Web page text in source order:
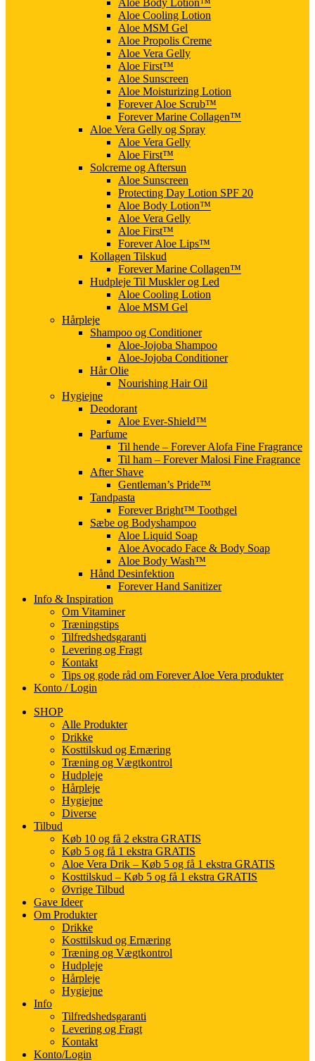
Aloe Body Lotion™
Aloe Cooling Lotion
Aloe MSM Gel
Aloe Propolis Creme
Aloe Vera Gelly
Aloe First™
Aloe Sunscreen
Aloe Moisturizing Lotion
Forever Aloe Scrub™
Forever Marine Collagen™
Aloe Vera Gelly og Spray
Aloe Vera Gelly
Aloe First™
Solcreme og Aftersun
Aloe Sunscreen
Protecting Day Lotion SPF 20
Aloe Body Lotion™
Aloe Vera Gelly
Aloe First™
Forever Aloe Lips™
Kollagen Tilskud
Forever Marine Collagen™
Hudpleje Til Muskler og Led
Aloe Cooling Lotion
Aloe MSM Gel
Hårpleje
Shampoo og Conditioner
Aloe-Jojoba Shampoo
Aloe-Jojoba Conditioner
Hår Olie
Nourishing Hair Oil
Hygiejne
Deodorant
Aloe Ever-Shield™
Parfume
Til hende – Forever Alofa Fine Fragrance
Til ham – Forever Malosi Fine Fragrance
After Shave
Gentleman’s Pride™
Tandpasta
Forever Bright™ Toothgel
Sæbe og Bodyshampoo
Aloe Liquid Soap
Aloe Avocado Face & Body Soap
Aloe Body Wash™
Hånd Desinfektion
Forever Hand Sanitizer
Info & Inspiration
Om Vitaminer
Træningstips
Tilfredshedsgaranti
Levering og Fragt
Kontakt
Tips og gode råd om Forever Aloe Vera produkter
Konto / Login
SHOP
Alle Produkter
Drikke
Kosttilskud og Ernæring
Træning og Vægtkontrol
Hudpleje
Hårpleje
Hygiejne
Diverse
Tilbud
Køb 10 og få 2 ekstra GRATIS
Køb 5 og få 1 ekstra GRATIS
Aloe Vera Drik – Køb 5 og få 1 ekstra GRATIS
Kosttilskud – Køb 5 og få 1 ekstra GRATIS
Øvrige Tilbud
Gave Ideer
Om Produkter
Drikke
Kosttilskud og Ernæring
Træning og Vægtkontrol
Hudpleje
Hårpleje
Hygiejne
Info
Tilfredshedsgaranti
Levering og Fragt
Kontakt
Konto/Login